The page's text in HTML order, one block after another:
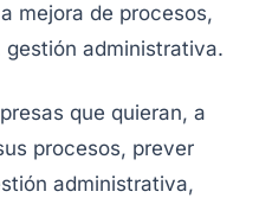
mejora de procesos,
administrativa.
que quieran, a
procesos, prever
administrativa,